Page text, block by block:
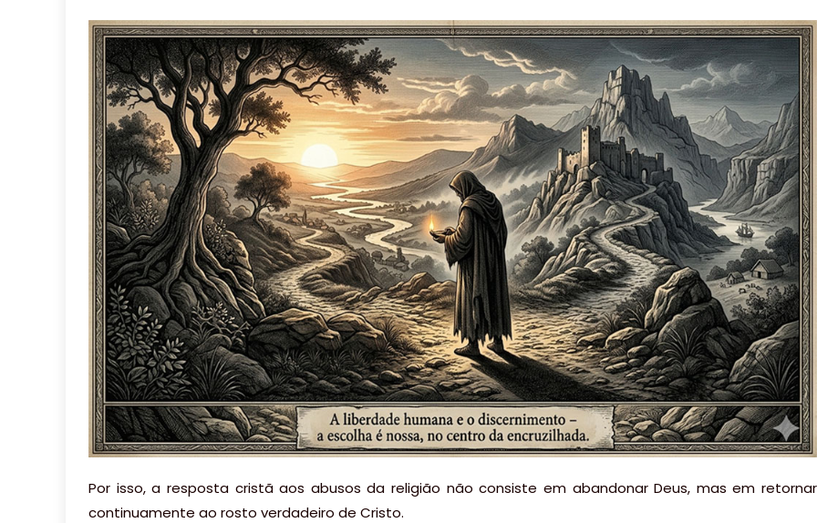
Por isso, a resposta cristã aos abusos da religião não consiste em abandonar Deus, mas em retornar
continuamente ao rosto verdadeiro de Cristo.